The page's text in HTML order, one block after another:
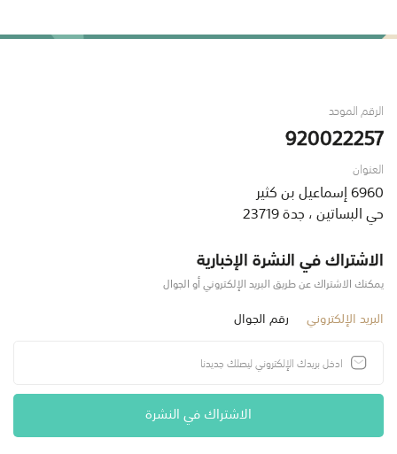
الرقم الموحد
920022257
العنوان
6960 إسماعيل بن كثير
حي البساتين ، جدة 23719
الاشتراك في النشرة الإخبارية
يمكنك الاشتراك عن طريق البريد الإلكتروني أو الجوال
البريد الإلكتروني رقم الجوال
الاشتراك في النشرة